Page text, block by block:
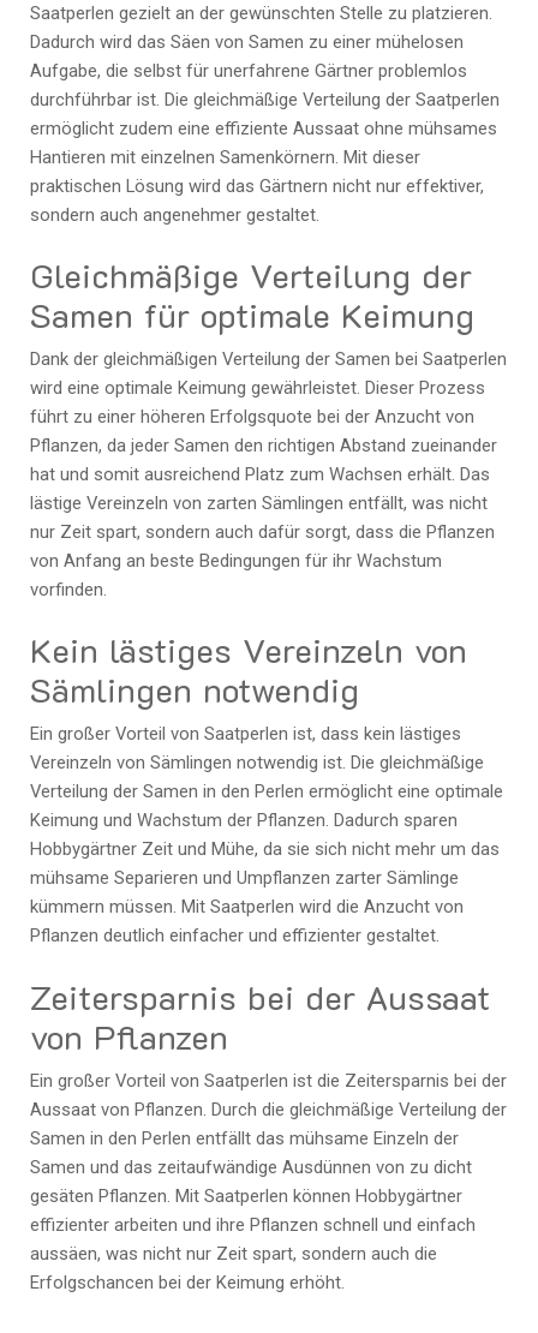
Saatperlen gezielt an der gewünschten Stelle zu platzieren.
Dadurch wird das Säen von Samen zu einer mühelosen
Aufgabe, die selbst für unerfahrene Gärtner problemlos
durchführbar ist. Die gleichmäßige Verteilung der Saatperlen
ermöglicht zudem eine effiziente Aussaat ohne mühsames
Hantieren mit einzelnen Samenkörnern. Mit dieser
praktischen Lösung wird das Gärtnern nicht nur effektiver,
sondern auch angenehmer gestaltet.
Gleichmäßige Verteilung der
Samen für optimale Keimung
Dank der gleichmäßigen Verteilung der Samen bei Saatperlen
wird eine optimale Keimung gewährleistet. Dieser Prozess
führt zu einer höheren Erfolgsquote bei der Anzucht von
Pflanzen, da jeder Samen den richtigen Abstand zueinander
hat und somit ausreichend Platz zum Wachsen erhält. Das
lästige Vereinzeln von zarten Sämlingen entfällt, was nicht
nur Zeit spart, sondern auch dafür sorgt, dass die Pflanzen
von Anfang an beste Bedingungen für ihr Wachstum
vorfinden.
Kein lästiges Vereinzeln von
Sämlingen notwendig
Ein großer Vorteil von Saatperlen ist, dass kein lästiges
Vereinzeln von Sämlingen notwendig ist. Die gleichmäßige
Verteilung der Samen in den Perlen ermöglicht eine optimale
Keimung und Wachstum der Pflanzen. Dadurch sparen
Hobbygärtner Zeit und Mühe, da sie sich nicht mehr um das
mühsame Separieren und Umpflanzen zarter Sämlinge
kümmern müssen. Mit Saatperlen wird die Anzucht von
Pflanzen deutlich einfacher und effizienter gestaltet.
Zeitersparnis bei der Aussaat
von Pflanzen
Ein großer Vorteil von Saatperlen ist die Zeitersparnis bei der
Aussaat von Pflanzen. Durch die gleichmäßige Verteilung der
Samen in den Perlen entfällt das mühsame Einzeln der
Samen und das zeitaufwändige Ausdünnen von zu dicht
gesäten Pflanzen. Mit Saatperlen können Hobbygärtner
effizienter arbeiten und ihre Pflanzen schnell und einfach
aussäen, was nicht nur Zeit spart, sondern auch die
Erfolgschancen bei der Keimung erhöht.